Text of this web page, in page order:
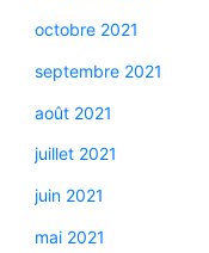
octobre 2021
septembre 2021
août 2021
juillet 2021
juin 2021
mai 2021